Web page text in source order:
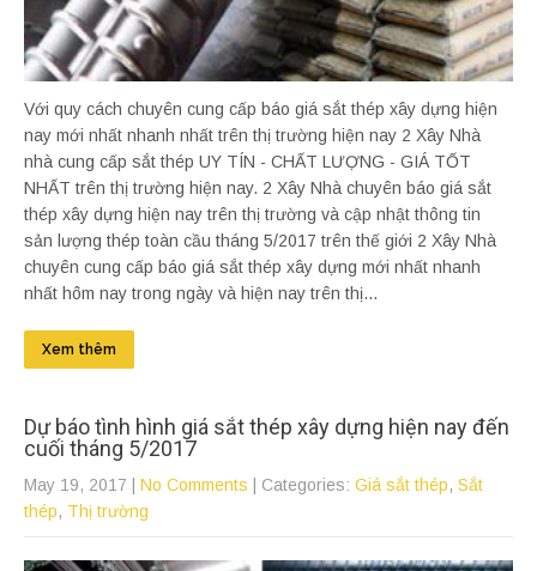
Với quy cách chuyên cung cấp báo giá sắt thép xây dựng hiện
nay mới nhất nhanh nhất trên thị trường hiện nay 2 Xây Nhà
nhà cung cấp sắt thép UY TÍN - CHẤT LƯỢNG - GIÁ TỐT
NHẤT trên thị trường hiện nay. 2 Xây Nhà chuyên báo giá sắt
thép xây dựng hiện nay trên thị trường và cập nhật thông tin
sản lượng thép toàn cầu tháng 5/2017 trên thế giới 2 Xây Nhà
chuyên cung cấp báo giá sắt thép xây dựng mới nhất nhanh
nhất hôm nay trong ngày và hiện nay trên thị...
Xem thêm
Dự báo tình hình giá sắt thép xây dựng hiện nay đến
cuối tháng 5/2017
May 19, 2017 No Comments | Categories: Giá sắt thép, Sắt
thép, Thị trường